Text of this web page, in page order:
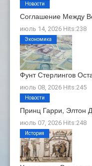
Соглашение Между
июль 14, 2026 Hits:238
Новости
Фунт Стерлингов
июль 08, 2026 Hits:245
Экономика
Принц Гарри, Элтон
июль 07, 2026 Hits:248
Новости
История